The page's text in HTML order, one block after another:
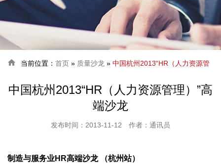
 当前位置： 首页 » 质量沙龙 » 中国杭州2013“HR（人力资源管
理）”高端沙龙
中国杭州2013“HR（人力资源管理）”高
端沙龙
发布时间：2013-11-12 作者：通讯员
制造与服务业HR高端沙龙 （杭州站）